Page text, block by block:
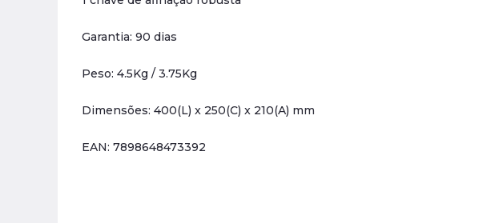
Garantia: 90 dias
Peso: 4.5Kg / 3.75Kg
Dimensões: 400(L) x 250(C) x 210(A) mm
EAN: 7898648473392